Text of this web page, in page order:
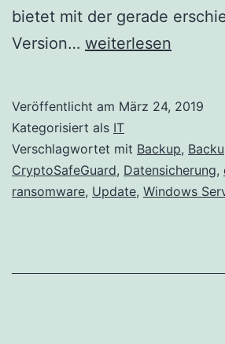
bietet mit der gerade
Version… BackupAssist
vollumfänglichen
Support
für
Windows
weiterlesen
Veröffentlicht am März 24, 2019
Kategorisiert als IT
Verschlagwortet mit Backup,
CryptoSafeGuard, Datensicherung,
ransomware, Update, Windows